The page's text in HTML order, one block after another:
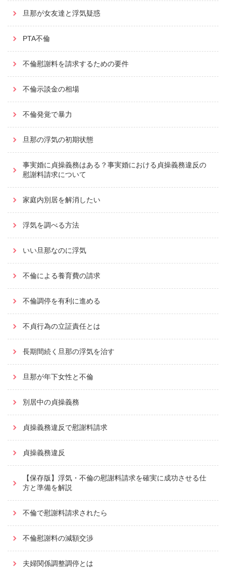
旦那が女友達と浮気疑惑
PTA不倫
不倫慰謝料を請求するための要件
不倫示談金の相場
不倫発覚で暴力
旦那の浮気の初期状態
事実婚に貞操義務はある？事実婚における貞操義務違反の
慰謝料請求について
家庭内別居を解消したい
浮気を調べる方法
いい旦那なのに浮気
不倫による養育費の請求
不倫調停を有利に進める
不貞行為の立証責任とは
長期間続く旦那の浮気を治す
旦那が年下女性と不倫
別居中の貞操義務
貞操義務違反で慰謝料請求
貞操義務違反
【保存版】浮気・不倫の慰謝料請求を確実に成功させる仕
方と準備を解説
不倫で慰謝料請求されたら
不倫慰謝料の減額交渉
夫婦関係調整調停とは